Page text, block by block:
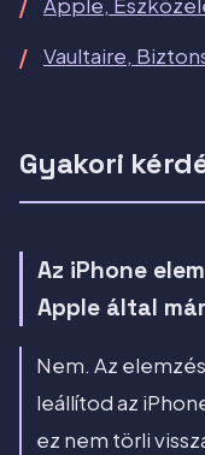
Apple,
Vaultaire,
Gyakori
Az iPhone
Apple által
Nem. Az
leállítod az
ez nem törli